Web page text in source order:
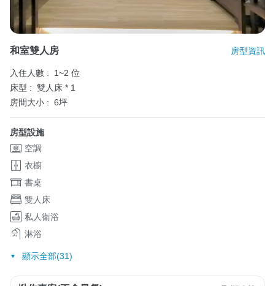
和室雙人房 房型資訊
入住人數 :
1~2 位
床型 : 雙人床 * 1
房間大小 : 6坪
房型設施
空調
衣櫥
書桌
雙人床
私人衛浴
淋浴
顯示全部(31)